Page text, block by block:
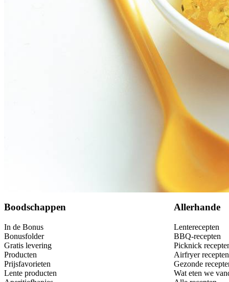
Boodschappen
In de Bonus
Bonusfolder
Gratis levering
Producten
Prijsfavorieten
Lente producten
Allerhande
Lenterecepten
BBQ-recepten
Picknick
Airfryer recepten
Gezonde
Wat eten we